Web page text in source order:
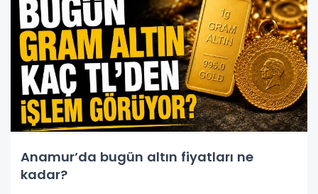
Anamur’da bugün altın fiyatları ne
kadar?